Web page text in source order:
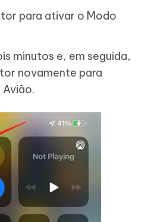
para ativar o Modo
minutos e, em seguida,
novamente para